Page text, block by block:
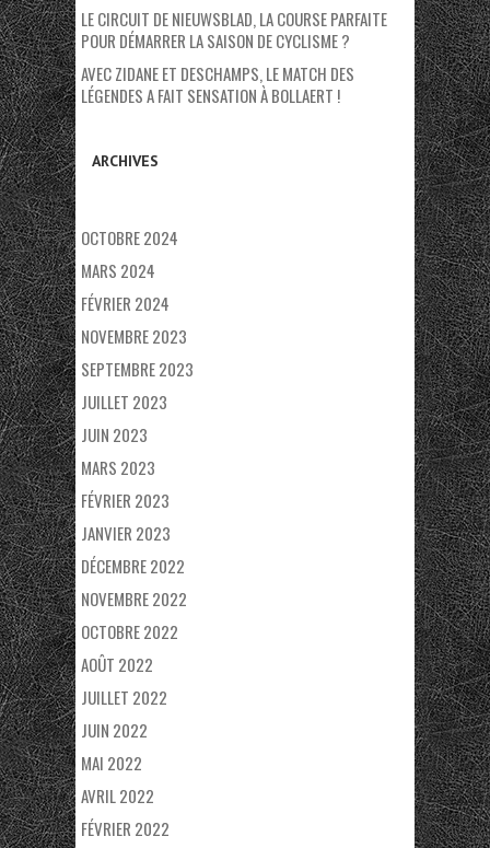
LE CIRCUIT DE NIEUWSBLAD, LA COURSE PARFAITE
POUR DÉMARRER LA SAISON DE CYCLISME ?
AVEC ZIDANE ET DESCHAMPS, LE MATCH DES
LÉGENDES A FAIT SENSATION À BOLLAERT !
ARCHIVES
OCTOBRE 2024
MARS 2024
FÉVRIER 2024
NOVEMBRE 2023
SEPTEMBRE 2023
JUILLET 2023
JUIN 2023
MARS 2023
FÉVRIER 2023
JANVIER 2023
DÉCEMBRE 2022
NOVEMBRE 2022
OCTOBRE 2022
AOÛT 2022
JUILLET 2022
JUIN 2022
MAI 2022
AVRIL 2022
FÉVRIER 2022